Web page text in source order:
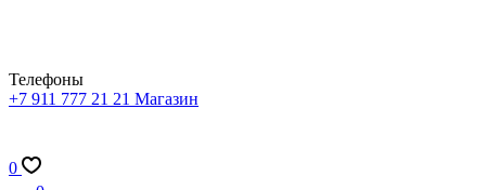
Телефоны
+7 911 777 21 21 Магазин
0